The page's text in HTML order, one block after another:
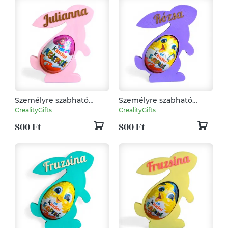
Személyre szabható
nyuszis Kinder
meglepetés tartó egyedi
felirattal - Rózsaszín
CrealityGifts
800 Ft
Személyre szabható
nyuszis Kinder
meglepetés tartó egyedi
felirattal - Lila
CrealityGifts
800 Ft